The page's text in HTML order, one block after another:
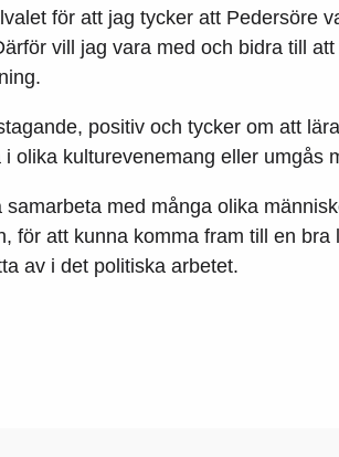
för att jag tycker att Pedersöre
vill jag vara med och bidra till
positiv och tycker om att
olika kulturevenemang eller umgås
med många olika
för att kunna komma fram till en bra
av i det politiska arbetet.